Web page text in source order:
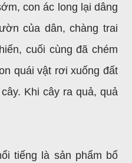
con ác long lại dâng
của dân, chàng trai
cuối cùng đã chém
quái vật rơi xuống đất
Khi cây ra quả, quả
tiếng là sản phẩm bổ